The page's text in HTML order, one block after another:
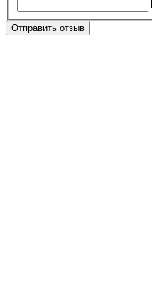
Отправить отзыв